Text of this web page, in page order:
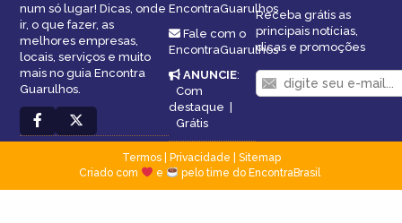
num só lugar! Dicas, onde
ir, o que fazer, as
melhores empresas,
locais, serviços e muito
mais no guia Encontra
Guarulhos.
EncontraGuarulhos
Fale com o
EncontraGuarulhos
ANUNCIE:
Com
destaque |
Grátis
Receba grátis as
principais notícias,
dicas e promoções
Termos| Privacidade
Sitemap
Criado com
e pelo time do EncontraBrasil